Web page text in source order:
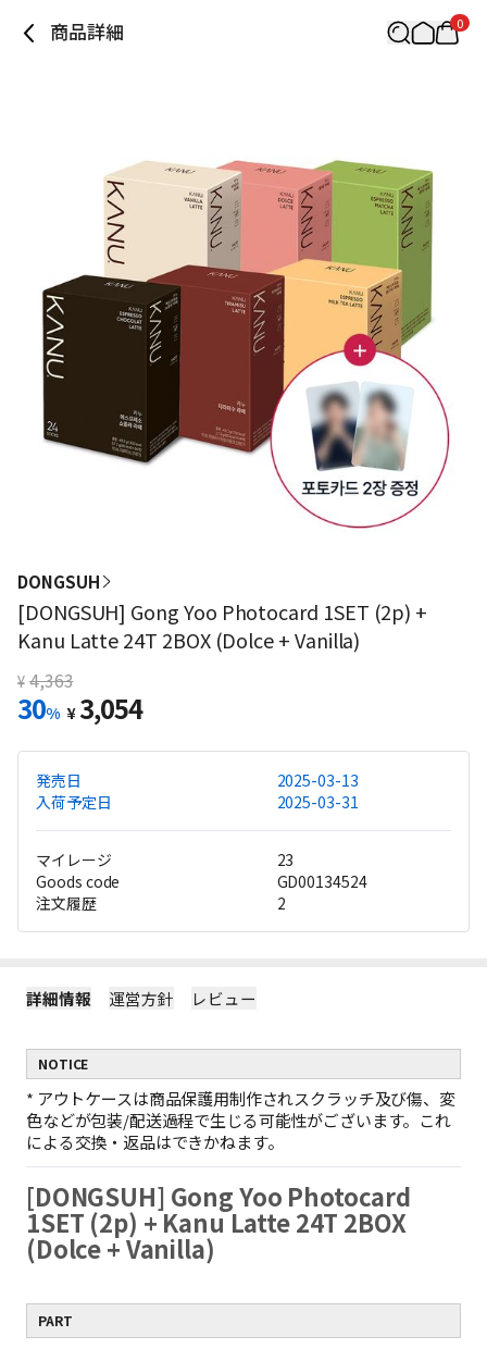
商品詳細 0
DONGSUH
[DONGSUH] Gong Yoo Photocard 1SET (2p) +
Kanu Latte 24T 2BOX (Dolce + Vanilla)
¥ 4,363
30% ¥ 3,054
発売日
2025-03-13
入荷予定日
2025-03-31
マイレージ
23
Goods code
GD00134524
注文履歴
2
詳細情報 運営方針 レビュー
NOTICE
* アウトケースは商品保護用制作されスクラッチ及び傷、変
色などが包装/配送過程で生じる可能性がございます。これ
による交換・返品はできかねます。
[DONGSUH] Gong Yoo Photocard
1SET (2p) + Kanu Latte 24T 2BOX
(Dolce + Vanilla)
PART